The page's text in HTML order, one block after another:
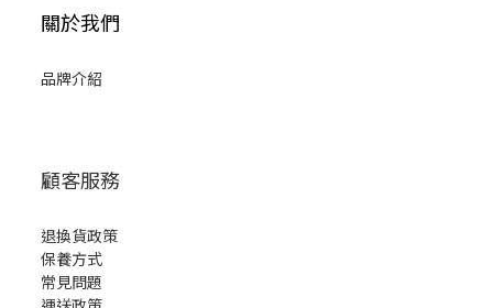
關於我們
品牌介紹
顧客服務
退換貨政策
保養方式
常見問題